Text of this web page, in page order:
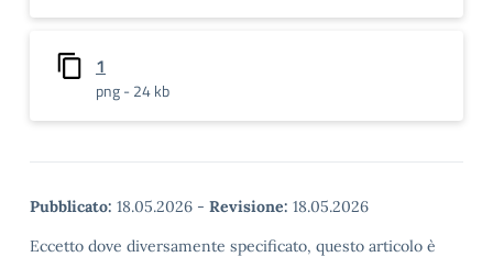
1
png - 24 kb
Pubblicato: 18.05.2026 - Revisione: 18.05.2026
Eccetto dove diversamente specificato, questo articolo è